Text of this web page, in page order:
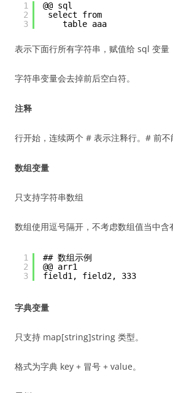
1
2
3
@@ sql
select from
table aaa
表示下面行所有字符串，赋值给 sql 变量
字符串变量会去掉前后空白符。
注释
行开始，连续两个 # 表示注释行。# 前不
数组变量
只支持字符串数组
数组使用逗号隔开，不考虑数组值当中含
1
2
3
## 数组示例
@@ arr1
field1, field2, 333
字典变量
只支持 map[string]string 类型。
格式为字典 key + 冒号 + value。